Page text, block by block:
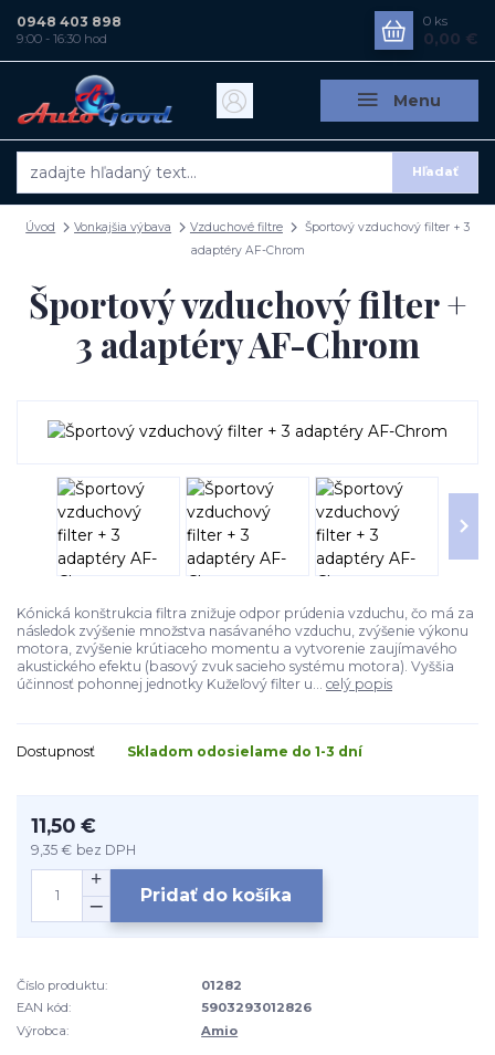
Menu
Hľadať
0948 403 898
9:00 - 16:30 hod
0 ks
0,00 €
Úvod Vonkajšia výbava Vzduchové filtre
Športový vzduchový filter + 3
adaptéry AF-Chrom
Športový vzduchový filter +
3 adaptéry AF-Chrom
Kónická konštrukcia filtra znižuje odpor prúdenia vzduchu, čo má za
následok zvýšenie množstva nasávaného vzduchu, zvýšenie výkonu
motora, zvýšenie krútiaceho momentu a vytvorenie zaujímavého
akustického efektu (basový zvuk sacieho systému motora). Vyššia
účinnosť pohonnej jednotky Kužeľový filter u... celý popis
Dostupnosť Skladom odosielame do 1-3 dní
11,50 €
9,35 € bez DPH
Pridať do košíka
Číslo produktu:
01282
EAN kód:
5903293012826
Výrobca:
Amio